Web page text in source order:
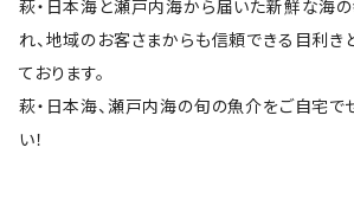
萩・日本海と瀬戸内海から届いた新鮮な海
れ、地域のお客さまからも信頼できる目利き
ております。
萩・日本海、瀬戸内海の旬の魚介をご自宅で
い！